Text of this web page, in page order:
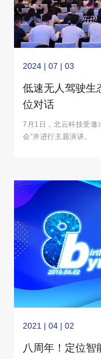
2024 | 07 | 03
低速无人驾驶生
位对话
7月1日，北云科技受邀
会”并进行主题演讲。
2021 | 04 | 02
八周年！定位智